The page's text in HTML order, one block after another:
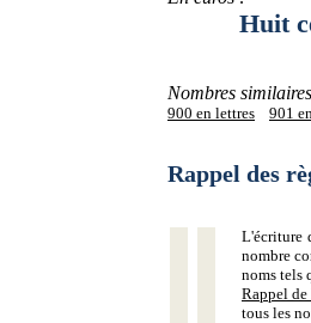
Huit cent
Nombres
900 en lettres 901
Rappel des
L'écriture
nombre
noms tels
Rappel
tous les